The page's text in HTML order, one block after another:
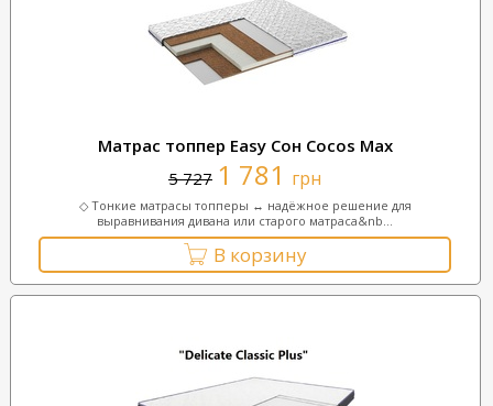
Матрас топпер Easy Сон Cocos Max
5 727 1 781 грн
◇ Тонкие матрасы топперы ↔ надёжное решение для
выравнивания дивана или старого матраса&nb...
В корзину